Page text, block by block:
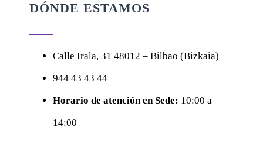
DÓNDE ESTAMOS
Calle Irala, 31 48012 – Bilbao (Bizkaia)
944 43 43 44
Horario de atención en Sede: 10:00 a
14:00